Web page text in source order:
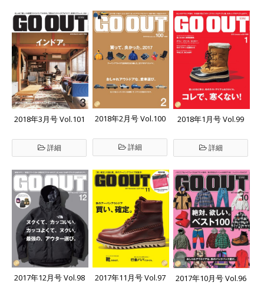
2018年3月号 Vol.101
詳細
2018年2月号 Vol.100
詳細
2018年1月号 Vol.99
詳細
2017年12月号 Vol.98 2017年11月号 Vol.97 2017年10月号 Vol.96